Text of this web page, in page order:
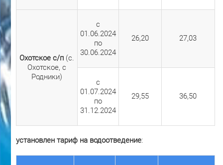
Охотское с/п(с.
Охотское, с
Родники)
с
01.06.2024
по
30.06.2024
26,20 27,03
с
01.07.2024
по
31.12.2024
29,55 36,50
установлен тариф на водоотведение: